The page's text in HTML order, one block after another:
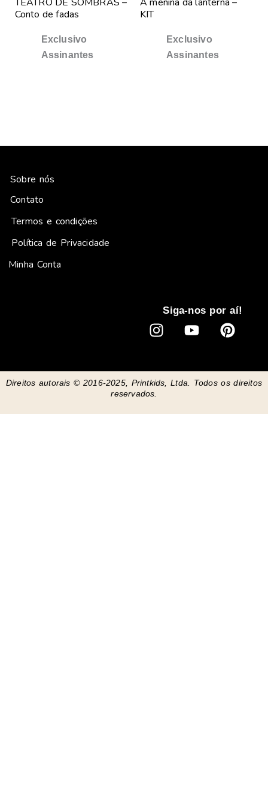
Conto de fadas
Exclusivo
Assinantes
KIT
Exclusivo
Assinantes
Sobre nós
Contato
Termos e condições
Política de Privacidade
Minha Conta
Siga-nos por aí!
I
t
a
r
Y
t
u
e
P
t
e
e
Direitos autorais © 2016-2025, Printkids, Ltda. Todos os direitos
reservados.